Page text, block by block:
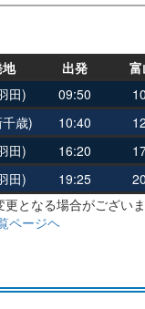
出発
田) 09:50
歳) 10:40
田) 16:20
田) 19:25
となる場合がござい
ページヘ